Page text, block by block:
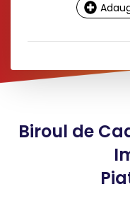
Date
*Nume client:
Biroul de